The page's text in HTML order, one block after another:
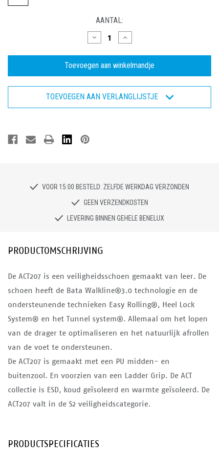
AANTAL:
Hoeveelheid
verlagen
Enduro
ACT207
-
Veiligheidsschoen
S2
Hoeveelheid
verhogen
Bata
Enduro
ACT207
-
Veiligheidsschoen
S2
TOEVOEGEN AAN VERLANGLIJSTJE
VOOR 15:00 BESTELD: ZELFDE WERKDAG VERZONDEN
GEEN VERZENDKOSTEN
LEVERING BINNEN GEHELE BENELUX
PRODUCTOMSCHRIJVING
De ACT207 is een veiligheidsschoen gemaakt van leer. De
schoen heeft de Bata Walkline®3.0 technologie en de
ondersteunende technieken Easy Rolling®, Heel Lock
System® en het Tunnel system®. Allemaal om het lopen
van de drager te optimaliseren en het natuurlijk afrollen
van de voet te ondersteunen.
De ACT207 is gemaakt met een PU midden- en
buitenzool. En voorzien van een Ladder Grip. De ACT
collectie is ESD, koud geïsoleerd en warmte geïsoleerd. De
ACT207 valt in de S2 veiligheidscategorie.
PRODUCTSPECIFICATIES